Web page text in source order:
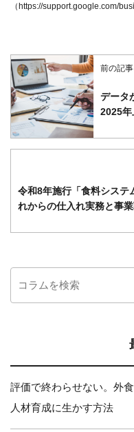
（https://support.google.com/
前の記事
データ
2025年
令和8年施行「食料システ
れからの仕入れ実務と事
評価で終わらせない。外
人材育成に生かす方法